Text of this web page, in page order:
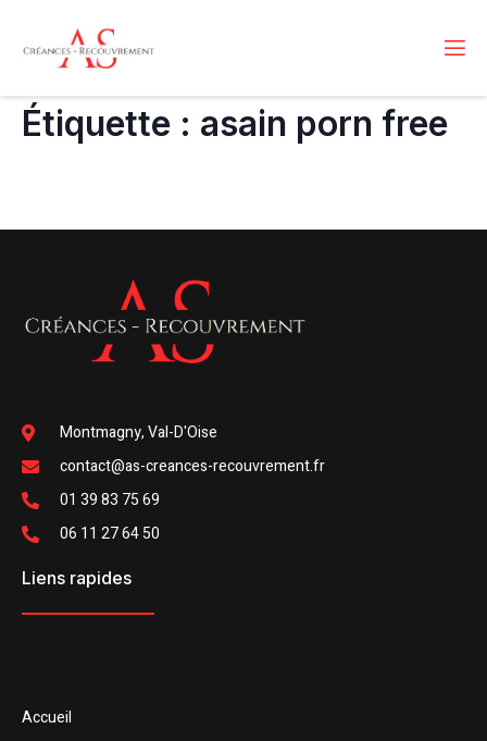
Étiquette : asain porn free
Montmagny, Val-D'Oise
contact@as-creances-recouvrement.fr
01 39 83 75 69
06 11 27 64 50
Liens rapides
Accueil